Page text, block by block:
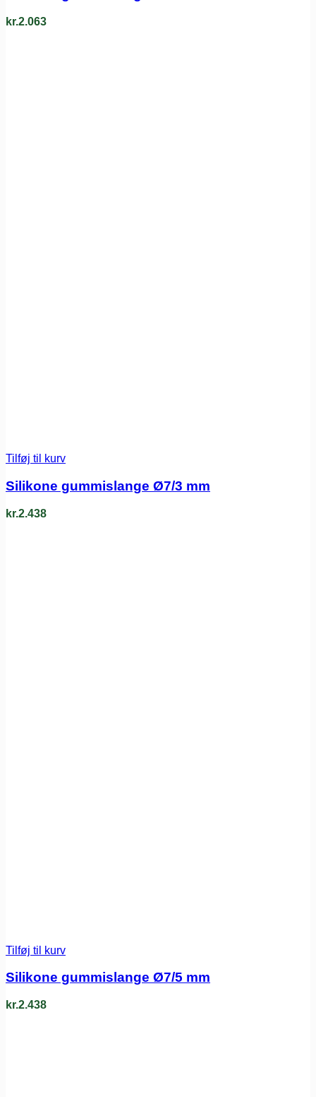
kr.2.063
Tilføj til kurv
Silikone gummislange Ø7/3 mm
kr.2.438
Tilføj til kurv
Silikone gummislange Ø7/5 mm
kr.2.438